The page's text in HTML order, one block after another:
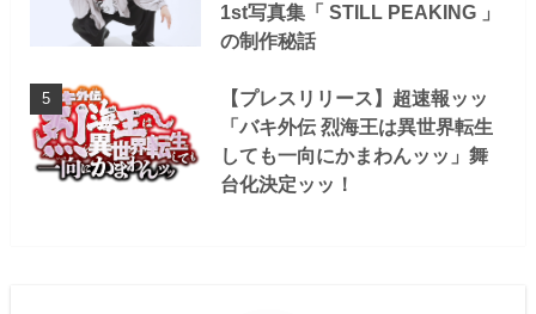
1st写真集「 STILL PEAKING 」
の制作秘話
【プレスリリース】超速報ッッ
「バキ外伝 烈海王は異世界転生
しても一向にかまわんッッ」舞
台化決定ッッ！